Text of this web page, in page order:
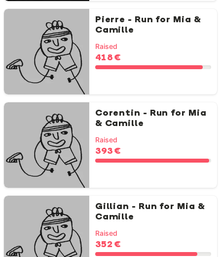
Pierre - Run for Mia &
Camille
Raised
418 €
Corentin - Run for Mia
& Camille
Raised
393 €
Gillian - Run for Mia &
Camille
Raised
352 €